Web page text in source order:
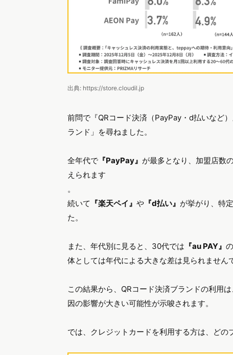
出典: https://store.cloudil.jp
前問で『QRコード決済（PayPay・d払いなど
ランド」を尋ねました。
全年代で 『PayPay』 が最多となり、加盟店数
えられます
。
続いて 『楽天ペイ』 や 『d払い』 が挙がり、特
た。
また、年代別に見ると、30代では 『au PAY』
体としては年代による大きな差は見られません
この結果から、QRコード決済ブランドの利用
因の影響が大きい可能性が示唆されます。
では、クレジットカードを利用する方は、どの